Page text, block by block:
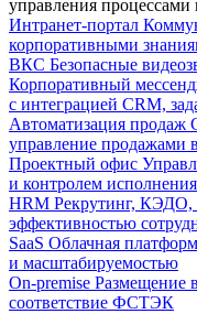
управления процессами
Интранет-портал
корпоративными
ВКС Безопасные
Корпоративный
с интеграцией CRM,
Автоматизация продаж
управление продажами
Проектный офис
и контролем исполнения
HRM Рекрутинг, КЭДО,
эффективностью
SaaS Облачная
и масштабируемостью
On-premise Размещение
соответствие ФСТЭК